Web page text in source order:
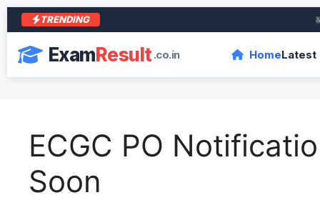
TRENDING
ExamResult.co.in HomeLatest
ECGC PO
Soon